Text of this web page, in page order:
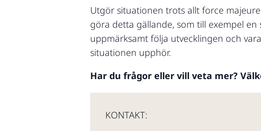
Utgör situationen trots allt force
göra detta gällande, som till exempel
uppmärksamt följa utvecklingen och
situationen upphör.
Har du frågor eller vill veta mer?
KONTAKT: